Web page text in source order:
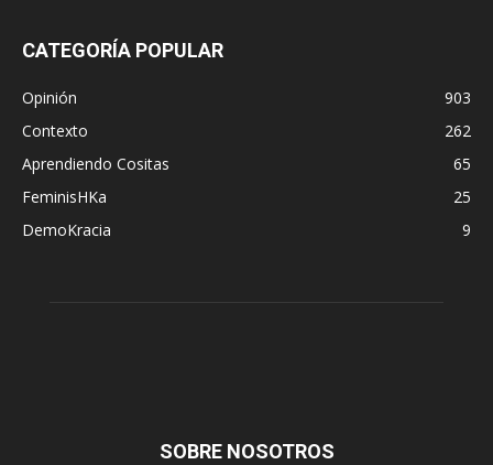
CATEGORÍA POPULAR
Opinión
903
Contexto
262
Aprendiendo Cositas
65
FeminisHKa
25
DemoKracia
9
SOBRE NOSOTROS